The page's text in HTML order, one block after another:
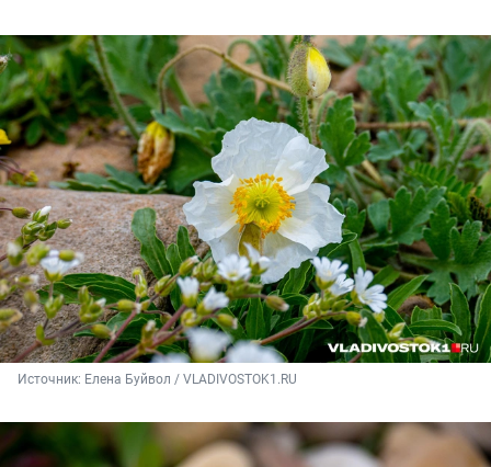
Источник: Елена Буйвол / VLADIVOSTOK1.RU